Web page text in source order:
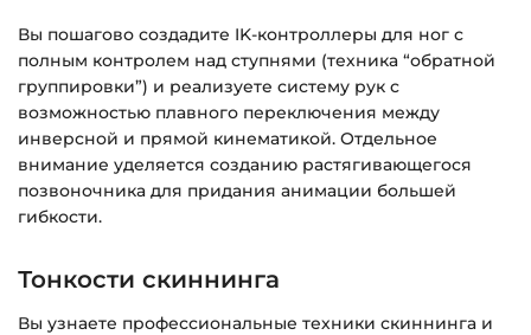
Вы пошагово создадите IK-контроллеры для ног с
полным контролем над ступнями (техника “обратной
группировки”) и реализуете систему рук с
возможностью плавного переключения между
инверсной и прямой кинематикой. Отдельное
внимание уделяется созданию растягивающегося
позвоночника для придания анимации большей
гибкости.
Тонкости скиннинга
Вы узнаете профессиональные техники скиннинга и